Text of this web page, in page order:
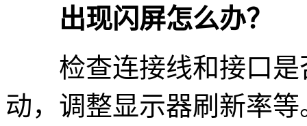
出现闪屏怎么办？
检查连接线和接口是
动，调整显示器刷新率等